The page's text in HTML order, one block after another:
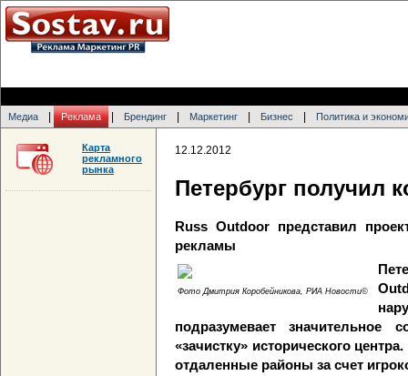
Медиа Реклама Брендинг Маркетинг Бизнес Политика и
12.12.2012
Петербург получил
Russ Outdoor представил
рекламы
Фото Дмитрия Коробейникова, РИА Новости©
подразумевает значительное
«зачистку» исторического
отдаленные районы за счет
Карта
рекламного
рынка